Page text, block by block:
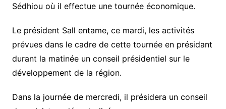
Sédhiou où il effectue une tournée économique.
Le président Sall entame, ce mardi, les activités
prévues dans le cadre de cette tournée en présidant
durant la matinée un conseil présidentiel sur le
développement de la région.
Dans la journée de mercredi, il présidera un conseil